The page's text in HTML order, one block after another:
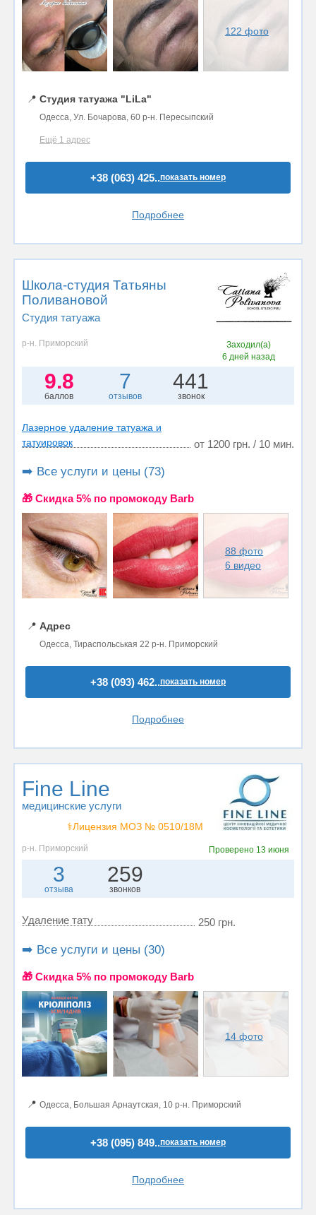
122 фото
📍 Студия татуажа "LiLa"
Одесса, Ул. Бочарова, 60 р-н. Пересыпский
Ещё 1 адрес
+38 (063) 425..показать номер
Подробнее
Школа-студия Татьяны
Поливановой
Студия татуажа
р-н. Приморский
Заходил(а)
6 дней назад
9.8
баллов
7
отзывов
441
звонок
Лазерное удаление татуажа и
татуировок
от 1200 грн. / 10 мин.
➡️ Все услуги и цены (73)
🎁 Cкидка 5% по промокоду Barb
88 фото
6 видео
📍 Адрес
Одесса, Тираспольськая 22 р-н. Приморский
+38 (093) 462..показать номер
Подробнее
Fine Line
медицинские услуги
⚕️Лицензия МОЗ № 0510/18M
р-н. Приморский Проверено 13 июня
3
отзыва
259
звонков
Удаление тату 250 грн.
➡️ Все услуги и цены (30)
🎁 Cкидка 5% по промокоду Barb
14 фото
📍 Одесса, Большая Арнаутская, 10 р-н. Приморский
+38 (095) 849..показать номер
Подробнее